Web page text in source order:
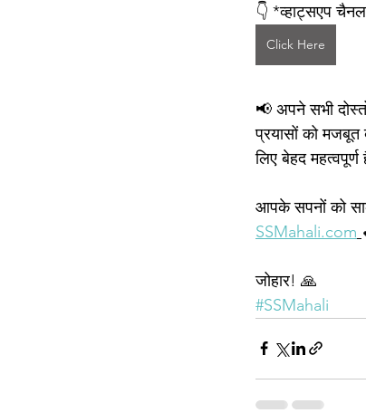
👇 *व्हाट्सएप
Click Here
📢 अपने सभी
प्रयासों को
लिए बेहद महत्वपूर्ण
आपके सपनों को
SSMahali.com
जोहार! 🙏
#SSMahali